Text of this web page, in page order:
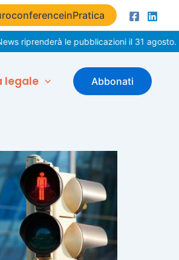
le pubblicazioni il 31 agosto.
legale Abbonati